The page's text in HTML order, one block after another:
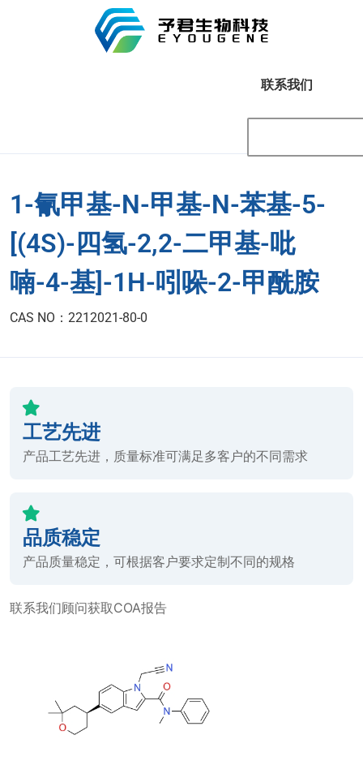
联系我们
1-氰甲基-N-甲基-N-苯基-5-
[(4S)-四氢-2,2-二甲基-吡
喃-4-基]-1H-吲哚-2-甲酰胺
CAS NO：2212021-80-0
工艺先进
产品工艺先进，质量标准可满足多客户的不同需求
品质稳定
产品质量稳定，可根据客户要求定制不同的规格
联系我们顾问获取COA报告